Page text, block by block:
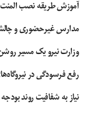
حداکثری علاج کار ایران
آسایش را نخواهند دید،
کنند، اگر به آنها «چَشم»
آموزش طریقه نصب
مدارس غیرحضوری و
وزارت نیرو یک مسیر
رفع فرسودگی در
نیاز به شفافیت روند بودجه